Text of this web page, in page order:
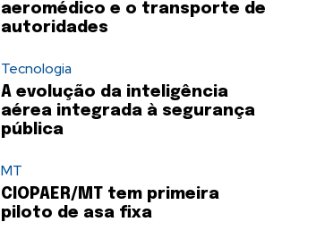
aeromédico e o transporte de
autoridades
Tecnologia
A evolução da inteligência
aérea integrada à segurança
pública
MT
CIOPAER/MT tem primeira
piloto de asa fixa